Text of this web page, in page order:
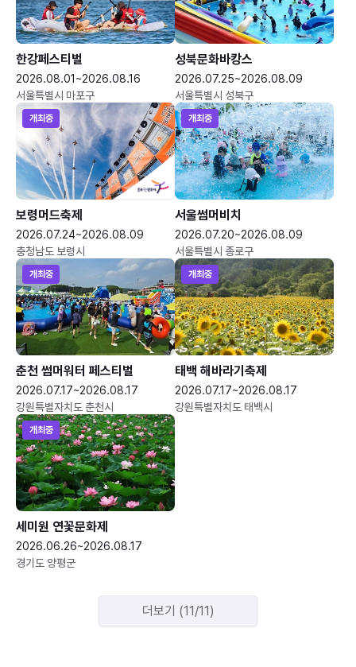
한강페스티벌
2026.08.01~2026.08.16
서울특별시 마포구
성북문화바캉스
2026.07.25~2026.08.09
서울특별시 성북구
개최중
보령머드축제
2026.07.24~2026.08.09
충청남도 보령시
개최중
서울썸머비치
2026.07.20~2026.08.09
서울특별시 종로구
개최중
춘천 썸머워터 페스티벌
2026.07.17~2026.08.17
강원특별자치도 춘천시
개최중
태백 해바라기축제
2026.07.17~2026.08.17
강원특별자치도 태백시
개최중
세미원 연꽃문화제
2026.06.26~2026.08.17
경기도 양평군
더보기 (11/11)